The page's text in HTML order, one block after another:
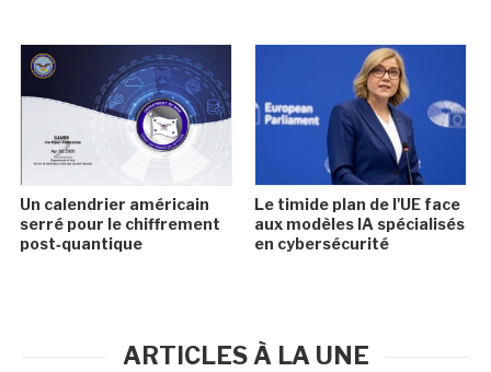
Un calendrier américain
serré pour le chiffrement
post‑quantique
Le timide plan de l'UE face
aux modèles IA spécialisés
en cybersécurité
ARTICLES À LA UNE